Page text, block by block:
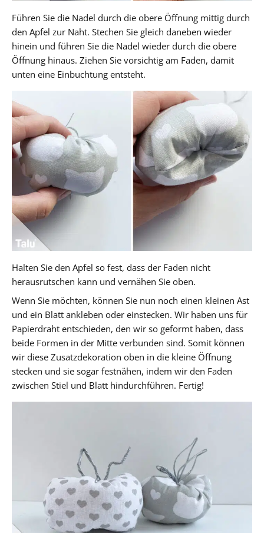
Führen Sie die Nadel durch die obere Öffnung mittig durch
den Apfel zur Naht. Stechen Sie gleich daneben wieder
hinein und führen Sie die Nadel wieder durch die obere
Öffnung hinaus. Ziehen Sie vorsichtig am Faden, damit
unten eine Einbuchtung entsteht.
Halten Sie den Apfel so fest, dass der Faden nicht
herausrutschen kann und vernähen Sie oben.
Wenn Sie möchten, können Sie nun noch einen kleinen Ast
und ein Blatt ankleben oder einstecken. Wir haben uns für
Papierdraht entschieden, den wir so geformt haben, dass
beide Formen in der Mitte verbunden sind. Somit können
wir diese Zusatzdekoration oben in die kleine Öffnung
stecken und sie sogar festnähen, indem wir den Faden
zwischen Stiel und Blatt hindurchführen. Fertig!